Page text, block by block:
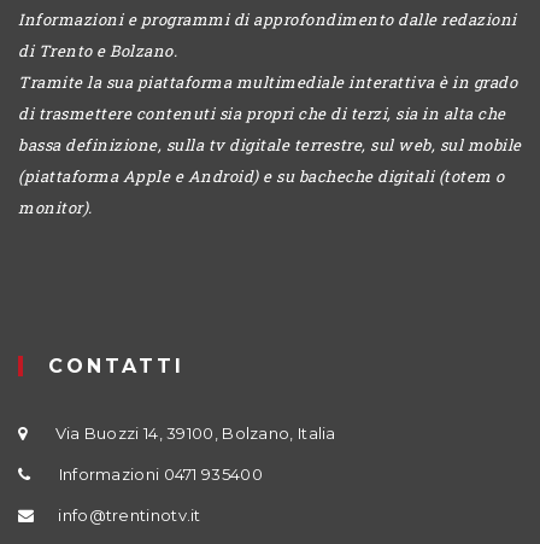
Informazioni e programmi di approfondimento dalle redazioni
di Trento e Bolzano.
Tramite la sua piattaforma multimediale interattiva è in grado
di trasmettere contenuti sia propri che di terzi, sia in alta che
bassa definizione, sulla tv digitale terrestre, sul web, sul mobile
(piattaforma Apple e Android) e su bacheche digitali (totem o
monitor).
CONTATTI
Via Buozzi 14, 39100, Bolzano, Italia
Informazioni 0471 935400
info@trentinotv.it